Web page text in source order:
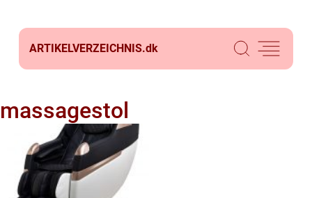
ARTIKELVERZEICHNIS.dk
massagestol